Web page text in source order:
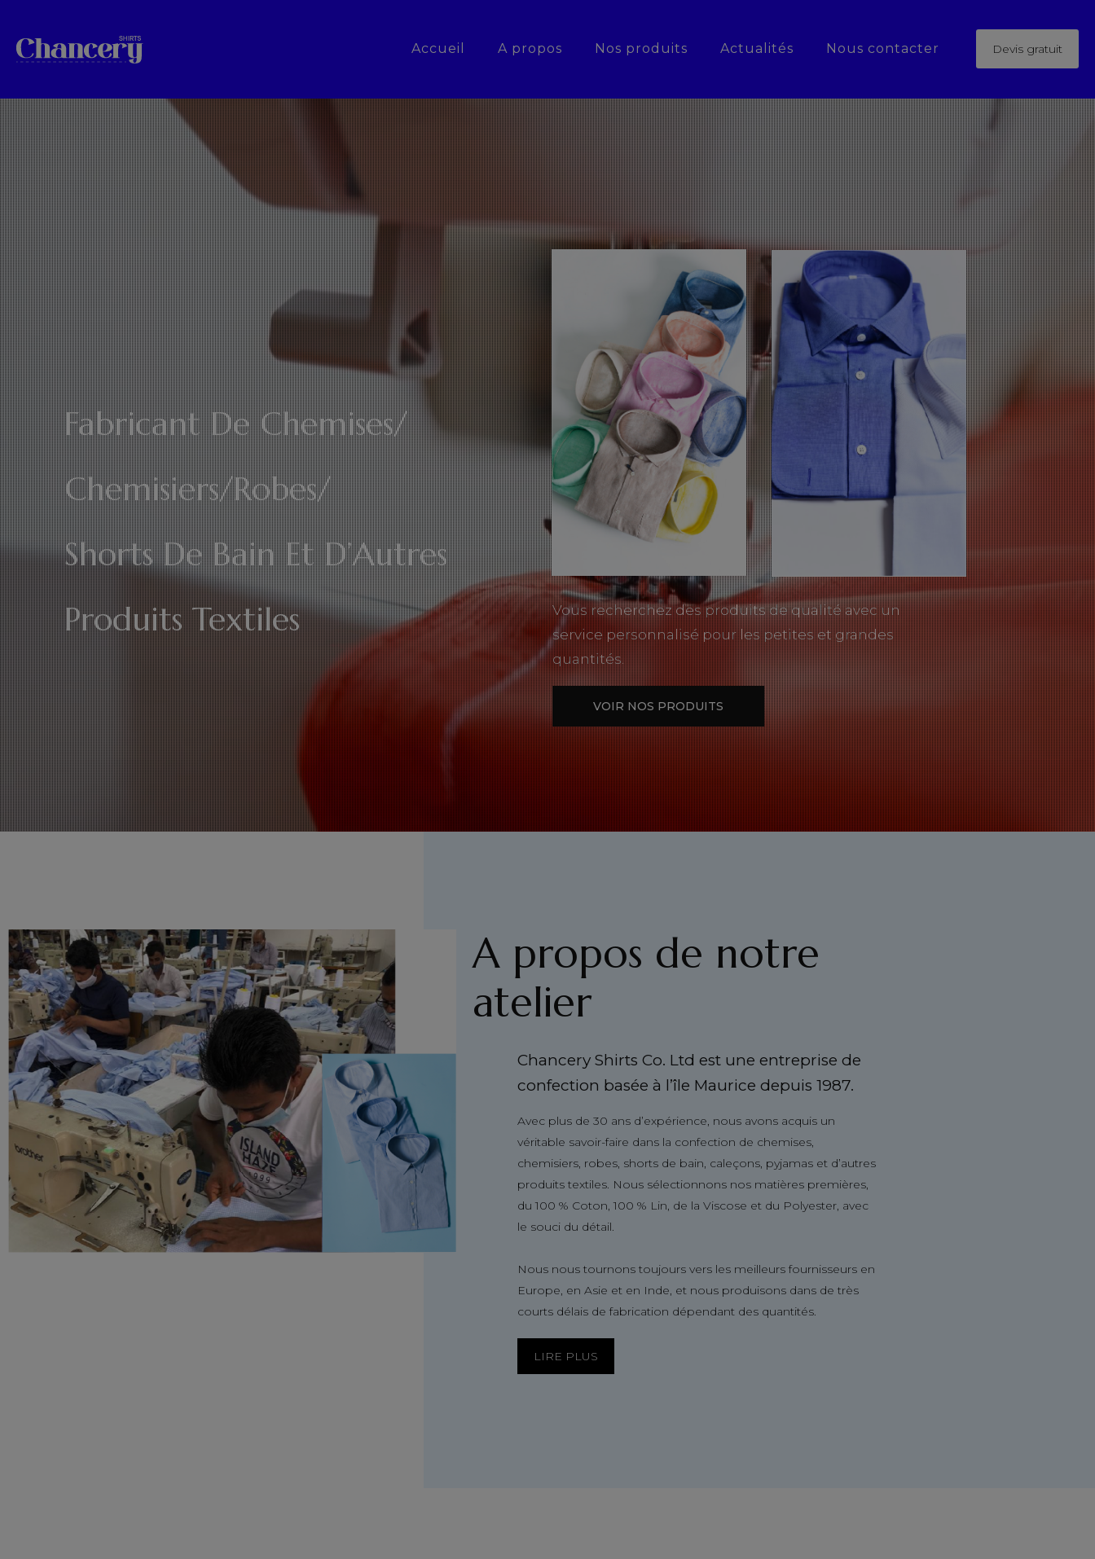
Accueil A propos Nos produits Actualités Nous contacter Devis gratuit
Fabricant De Chemises/
Chemisiers/Robes/
Shorts De Bain Et D’Autres
Produits Textiles
Vous recherchez des produits de qualité avec un
service personnalisé pour les petites et grandes
quantités.
VOIR NOS PRODUITS
A propos de notre
atelier
Chancery Shirts Co. Ltd est une entreprise de
confection basée à l’île Maurice depuis 1987.
Avec plus de 30 ans d’expérience, nous avons acquis un
véritable savoir-faire dans la confection de chemises,
chemisiers, robes, shorts de bain, caleçons, pyjamas et d’autres
produits textiles. Nous sélectionnons nos matières premières,
du 100 % Coton, 100 % Lin, de la Viscose et du Polyester, avec
le souci du détail.
Nous nous tournons toujours vers les meilleurs fournisseurs en
Europe, en Asie et en Inde, et nous produisons dans de très
courts délais de fabrication dépendant des quantités.
LIRE PLUS